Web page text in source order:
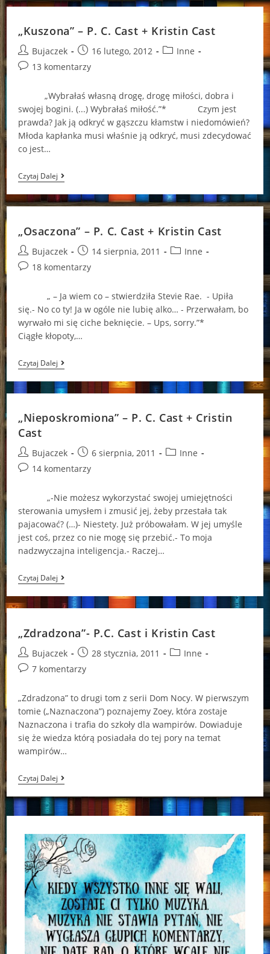
„Kuszona” – P. C. Cast + Kristin Cast
Post
author:
Bujaczek
Post
published:
16 lutego, 2012
PostInne
Post13 komentarzy
„Wybrałaś własną drogę, drogę miłości, dobra i
swojej bogini. (...) Wybrałaś miłość.”* Czym jest
prawda? Jak ją odkryć w gąszczu kłamstw i niedomówień?
Młoda kapłanka musi właśnie ją odkryć, musi zdecydować
co jest…
Czytaj Dalej„Kuszona”
–
P.
C.
Kristin
„Osaczona” – P. C. Cast + Kristin Cast
Post
author:
Bujaczek
Post
published:
14 sierpnia, 2011
PostInne
Post18 komentarzy
„ – Ja wiem co – stwierdziła Stevie Rae. - Upiła
się.- No co ty! Ja w ogóle nie lubię alko… - Przerwałam, bo
wyrwało mi się ciche beknięcie. – Ups, sorry.”*
Ciągłe kłopoty,…
Czytaj Dalej„Osaczona”
–
P.
C.
Kristin
„Nieposkromiona” – P. C. Cast + Cristin
Cast
Post
author:
Bujaczek
Post
published:
6 sierpnia, 2011
PostInne
Post14 komentarzy
„-Nie możesz wykorzystać swojej umiejętności
sterowania umysłem i zmusić jej, żeby przestała tak
pajacować? (…)- Niestety. Już próbowałam. W jej umyśle
jest coś, przez co nie mogę się przebić.- To moja
nadzwyczajna inteligencja.- Raczej…
Czytaj Dalej„Nieposkromiona”
–
P.
C.
Cristin
„Zdradzona”- P.C. Cast i Kristin Cast
Post
author:
Bujaczek
Post
published:
28 stycznia, 2011
PostInne
Post7 komentarzy
„Zdradzona” to drugi tom z serii Dom Nocy. W pierwszym
tomie („Naznaczona”) poznajemy Zoey, która zostaje
Naznaczona i trafia do szkoły dla wampirów. Dowiaduje
się że wiedza którą posiadała do tej pory na temat
wampirów…
Czytaj Dalej„Zdradzona”-
P.C.
Cast
I
Kristin